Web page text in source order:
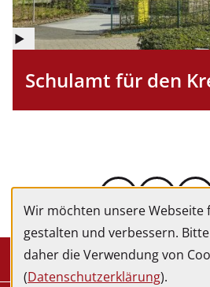
Schulamt für den
Informationen
Kontakt
Wir möchten unsere
gestalten und verbessern.
daher die Verwendung von
(Datenschutzerklärung).